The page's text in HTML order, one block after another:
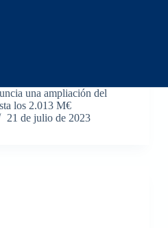
una ampliación del
los 2.013 M€
21 de julio de 2023